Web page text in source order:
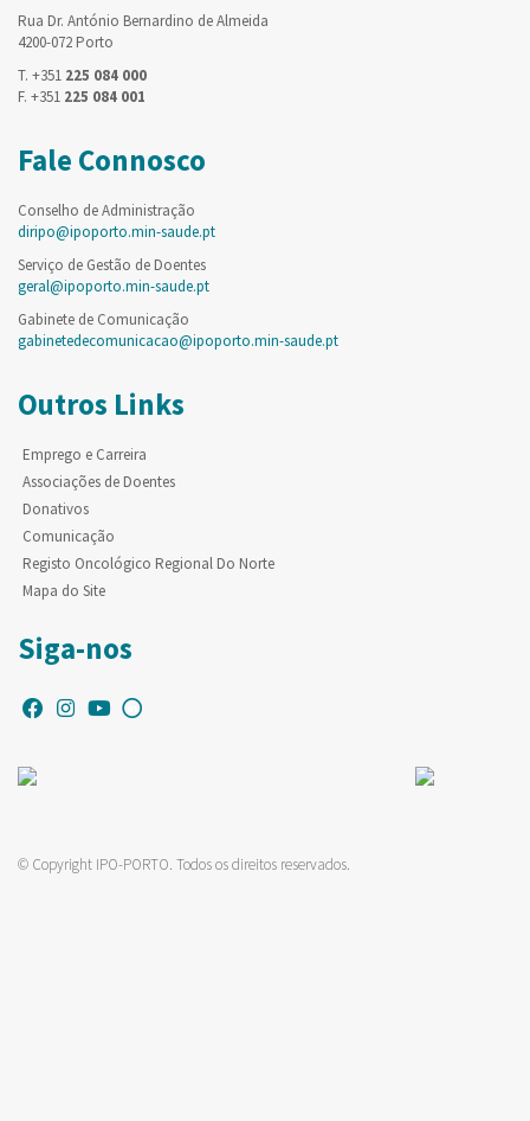
Rua Dr. António Bernardino de Almeida
4200-072 Porto
T. +351 225 084 000
F. +351 225 084 001
Fale Connosco
Conselho de Administração
diripo@ipoporto.min-saude.pt
Serviço de Gestão de Doentes
geral@ipoporto.min-saude.pt
Gabinete de Comunicação
gabinetedecomunicacao@ipoporto.min-saude.pt
Outros Links
Emprego e Carreira
Associações de Doentes
Donativos
Comunicação
Registo Oncológico Regional Do Norte
Mapa do Site
Siga-nos
© Copyright IPO-PORTO. Todos os direitos reservados.